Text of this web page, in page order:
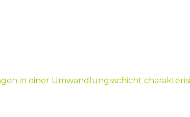
in einer Umwandlungsschicht